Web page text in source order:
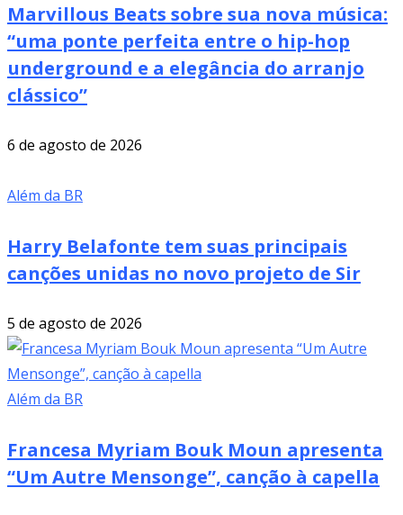
Marvillous Beats sobre sua nova música:
“uma ponte perfeita entre o hip-hop
underground e a elegância do arranjo
clássico”
6 de agosto de 2026
Além da BR
Harry Belafonte tem suas principais
canções unidas no novo projeto de Sir
5 de agosto de 2026
Além da BR
Francesa Myriam Bouk Moun apresenta
“Um Autre Mensonge”, canção à capella